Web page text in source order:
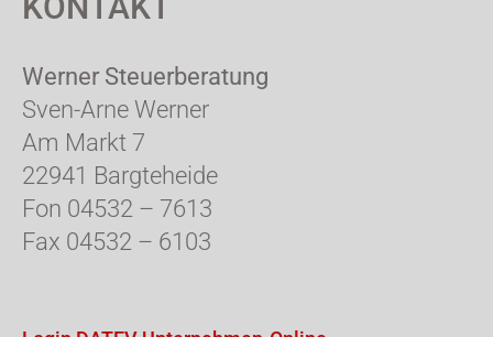
Werner Steuerberatung
Sven-Arne Werner
Am Markt 7
22941 Bargteheide
Fon 04532 – 7613
Fax 04532 – 6103